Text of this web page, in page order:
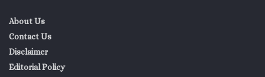
About Us
Contact Us
Disclaimer
Editorial Policy